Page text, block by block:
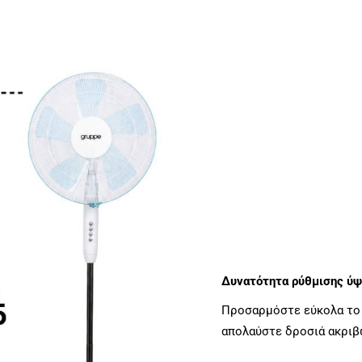
Δυνατότητα ρύθμισης
Προσαρμόστε εύκολα το
απολαύστε δροσιά